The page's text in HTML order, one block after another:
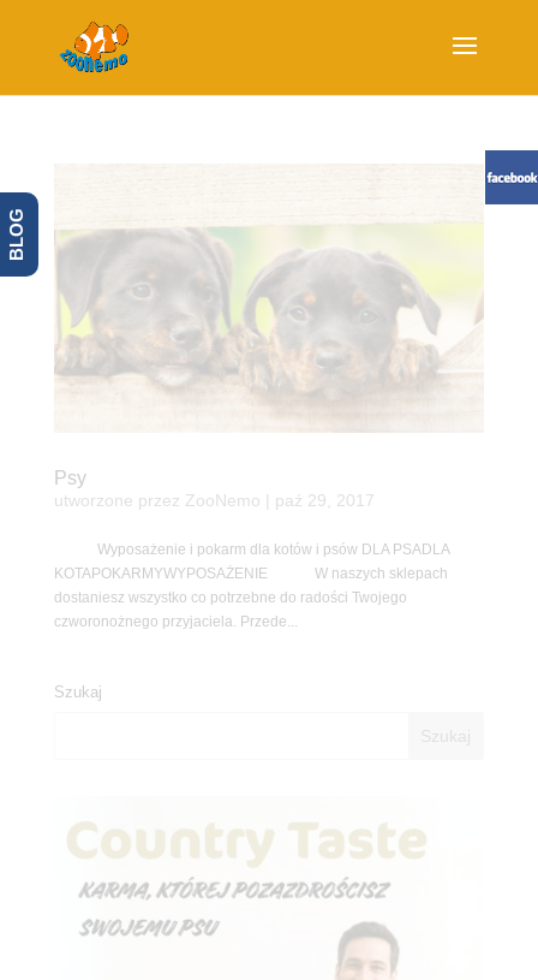
Psy
utworzone przez ZooNemo paź 29, 2017
Wyposażenie i pokarm dla kotów i psów DLA PSADLA
KOTAPOKARMYWYPOSAŻENIE W naszych sklepach
dostaniesz wszystko co potrzebne do radości Twojego
czworonożnego przyjaciela. Przede...
Szukaj
BLOG